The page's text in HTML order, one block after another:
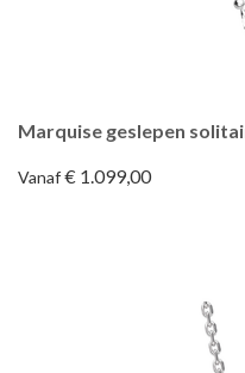
Marquise geslepen
Vanaf€ 1.099,00